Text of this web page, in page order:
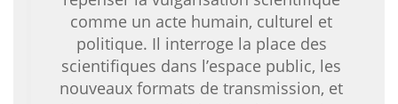
comme un acte humain, culturel et
politique. Il interroge la place des
scientifiques dans l’espace public, les
nouveaux formats de transmission, et